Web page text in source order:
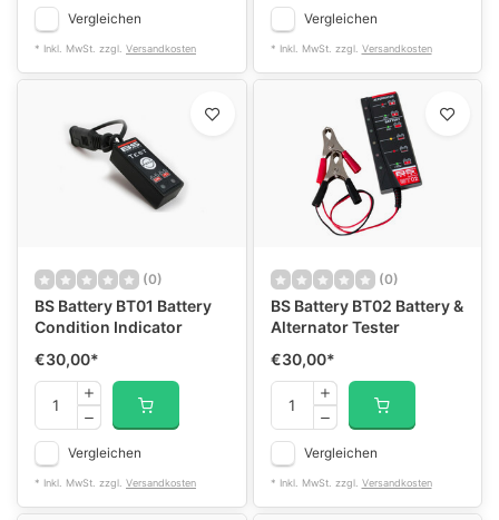
Vergleichen
* Inkl. MwSt. zzgl. Versandkosten
Vergleichen
* Inkl. MwSt. zzgl. Versandkosten
(0)
BS Battery BT01 Battery
Condition Indicator
€30,00*
Vergleichen
* Inkl. MwSt. zzgl. Versandkosten
(0)
BS Battery BT02 Battery &
Alternator Tester
€30,00*
Vergleichen
* Inkl. MwSt. zzgl. Versandkosten